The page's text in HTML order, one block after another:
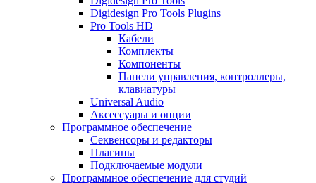
Digidesign Pro Tools Plugins
Pro Tools HD
Кабели
Комплекты
Компоненты
Панели управления, контроллеры,
клавиатуры
Universal Audio
Аксессуары и опции
Программное обеспечение
Cеквенсоры и редакторы
Плагины
Подключаемые модули
Программное обеспечение для студий